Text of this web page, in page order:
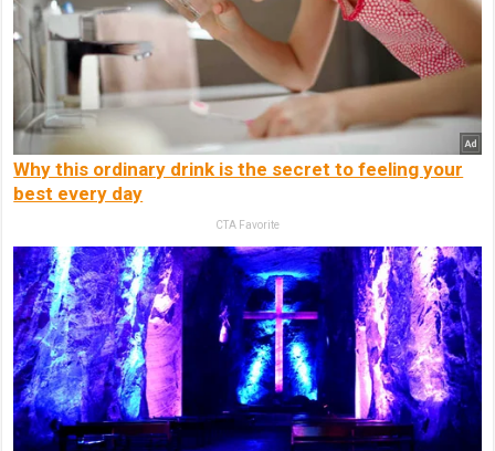
Why this ordinary drink is the secret to feeling your
best every day
CTA Favorite